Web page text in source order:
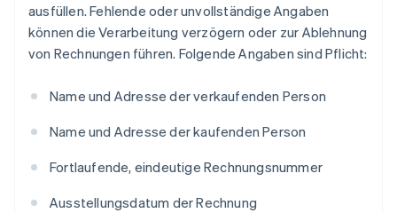
ausfüllen. Fehlende oder unvollständige Angaben
können die Verarbeitung verzögern oder zur Ablehnung
von Rechnungen führen. Folgende Angaben sind Pflicht:
Name und Adresse der verkaufenden Person
Name und Adresse der kaufenden Person
Fortlaufende, eindeutige Rechnungsnummer
Ausstellungsdatum der Rechnung